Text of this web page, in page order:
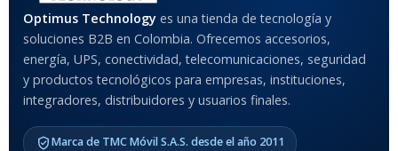
Anti-Shock
MODELO DE TABLETS
COMPATIBLES
Optimus Technology es una tienda de tecnología y
soluciones B2B en Colombia. Ofrecemos accesorios,
energía, UPS, conectividad, telecomunicaciones, seguridad
y productos tecnológicos para empresas, instituciones,
integradores, distribuidores y usuarios finales.
Marca de TMC Móvil S.A.S. desde el año 2011